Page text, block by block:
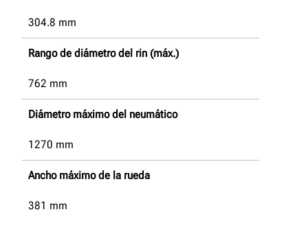
304.8 mm
Rango de diámetro del rin (máx.)
762 mm
Diámetro máximo del neumático
1270 mm
Ancho máximo de la rueda
381 mm